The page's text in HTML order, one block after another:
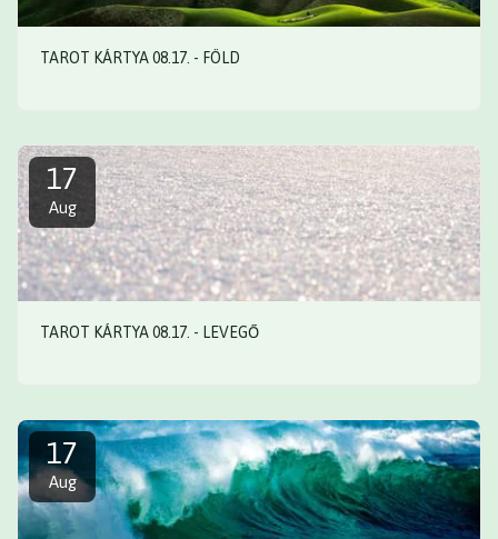
TAROT KÁRTYA 08.17. - FÖLD
17
Aug
TAROT KÁRTYA 08.17. - LEVEGŐ
17
Aug